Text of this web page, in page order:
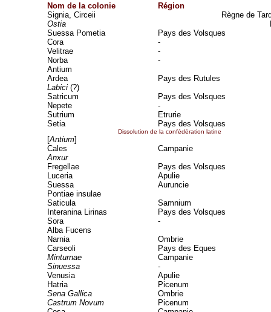
Nom de la colonie
Région
Signia, Circeii
Règne de
Ostia
Suessa Pometia
Pays des Volsques
Cora
-
Velitrae
-
Norba
-
Antium
Ardea
Pays des Rutules
Labici (?)
Satricum
Pays des Volsques
Nepete
-
Sutrium
Etrurie
Setia
Pays des Volsques
Dissolution de la confédération latine
[Antium]
Cales
Campanie
Anxur
Fregellae
Pays des Volsques
Luceria
Apulie
Suessa
Auruncie
Pontiae insulae
Saticula
Samnium
Interanina Lirinas
Pays des Volsques
Sora
-
Alba Fucens
Narnia
Ombrie
Carseoli
Pays des Eques
Minturnae
Campanie
Sinuessa
-
Venusia
Apulie
Hatria
Picenum
Sena Gallica
Ombrie
Castrum Novum
Picenum